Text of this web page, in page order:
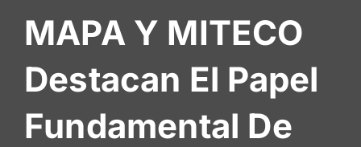
Desafios
Electrónica
Contratante
MAPA Y MITECO
Destacan El Papel
Fundamental De